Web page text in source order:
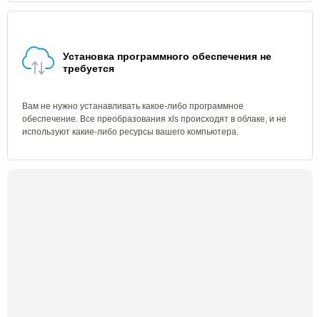
Установка программного обеспечения не
требуется
Вам не нужно устанавливать какое-либо программное
обеспечение. Все преобразования xls происходят в облаке, и не
используют какие-либо ресурсы вашего компьютера.